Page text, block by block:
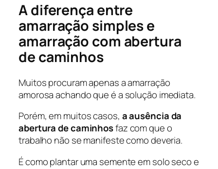
A diferença entre
amarração simples e
amarração com abertura
de caminhos
Muitos procuram apenas a amarração
amorosa achando que é a solução imediata.
Porém, em muitos casos, a ausência da
abertura de caminhosfaz com que o
trabalho não se manifeste como deveria.
É como plantar uma semente em solo seco e